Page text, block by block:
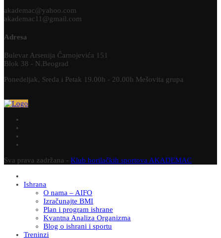
akademac@yahoo.com
akademac11@gmail.com
Adresa
Bulevar Arsenija Čarnojevića 151
Blok 38 - N.Beograd
Ponedeljak, Sreda i Petak 19.00h - 20.00h Mešovita grupa
Sva prava zadržana - Klub borilačkih sportova AKADEMAC
Ishrana
O nama – AIFO
Izračunajte BMI
Plan i program ishrane
Kvantna Analiza Organizma
Blog o ishrani i sportu
Treninzi